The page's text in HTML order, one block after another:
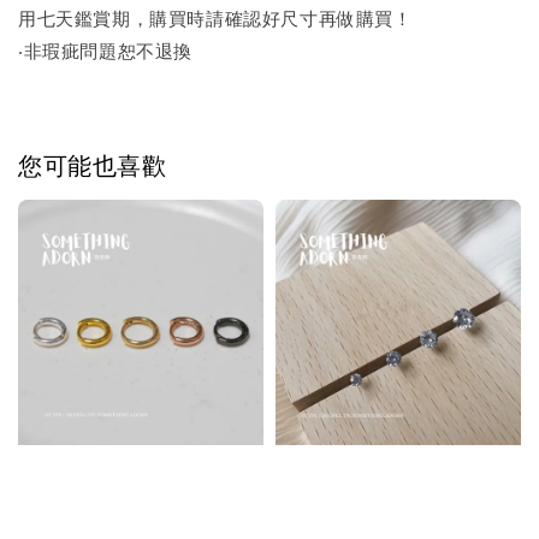
用七天鑑賞期，購買時請確認好尺寸再做購買！
‧非瑕疵問題恕不退換
您可能也喜歡